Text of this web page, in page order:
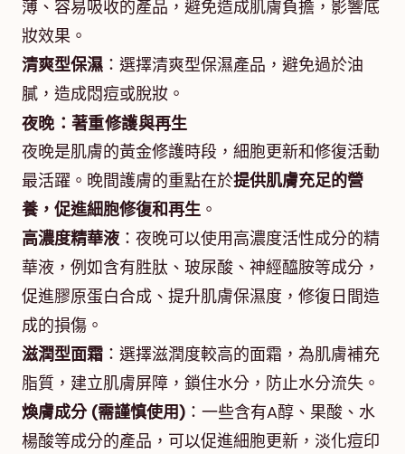
薄、容易吸收的產品，避免造成肌膚負擔，影響底
妝效果。
清爽型保濕 ：選擇清爽型保濕產品，避免過於油
膩，造成悶痘或脫妝。
夜晚：著重修護與再生
夜晚是肌膚的黃金修護時段，細胞更新和修復活動
最活躍。晚間護膚的重點在於提供肌膚充足的營
養，促進細胞修復和再生 。
高濃度精華液：夜晚可以使用高濃度活性成分的精
華液，例如含有胜肽、玻尿酸、神經醯胺等成分，
促進膠原蛋白合成、提升肌膚保濕度，修復日間造
成的損傷。
滋潤型面霜 ：選擇滋潤度較高的面霜，為肌膚補充
脂質，建立肌膚屏障，鎖住水分，防止水分流失。
煥膚成分 (需謹慎使用) ：一些含有A醇、果酸、水
楊酸等成分的產品，可以促進細胞更新，淡化痘印